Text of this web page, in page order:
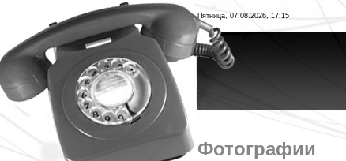
Пятница, 07.08.2026, 17:15
Фотографии